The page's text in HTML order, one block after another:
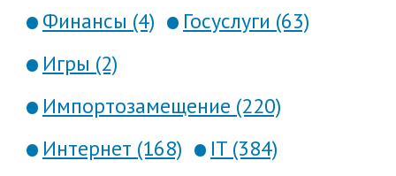
Финансы (4)
Госуслуги (63)
Игры (2)
Импортозамещение (220)
Интернет (168)
IT (384)